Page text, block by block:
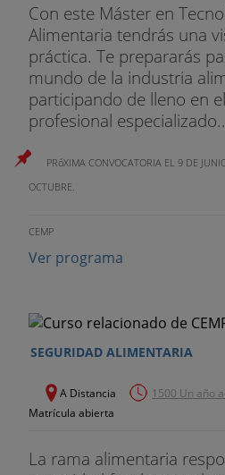
Con este Máster en
Alimentaria tendrás una
práctica. Te prepararás
mundo de la industria
participando de lleno en
profesional
PRóXIMA CONVOCATORIA EL 9 DE
OCTUBRE.
CEMP
Ver programa
SEGURIDAD ALIMENTARIA
A Distancia
1500 Un año
Matrícula abierta
La rama alimentaria